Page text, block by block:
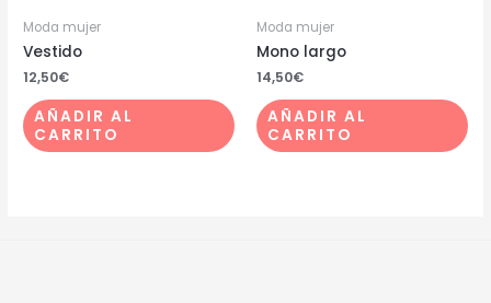
Moda mujer
Vestido
12,50€
AÑADIR AL
CARRITO
Moda mujer
Mono largo
14,50€
AÑADIR AL
CARRITO